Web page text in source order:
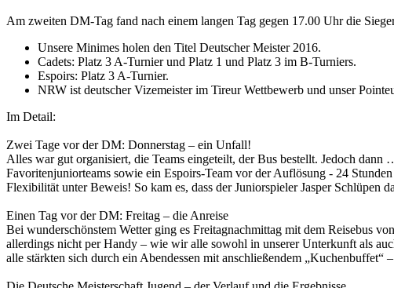
Am zweiten DM-Tag fand nach einem langen Tag gegen 17.00 Uhr die
Unsere Minimes holen den Titel Deutscher Meister 2016.
Cadets: Platz 3 A-Turnier und Platz 1 und Platz 3 im B-Turniers.
Espoirs: Platz 3 A-Turnier.
NRW ist deutscher Vizemeister im Tireur Wettbewerb und unser
Im Detail:
Zwei Tage vor der DM: Donnerstag – ein Unfall!
Alles war gut organisiert, die Teams eingeteilt, der Bus bestellt. Jedoch
Favoritenjuniorteams sowie ein Espoirs-Team vor der Auflösung - 24
Flexibilität unter Beweis! So kam es, dass der Juniorspieler Jasper Schlüpen
Einen Tag vor der DM: Freitag – die Anreise
Bei wunderschönstem Wetter ging es Freitagnachmittag mit dem Reisebus
allerdings nicht per Handy – wie wir alle sowohl in unserer Unterkunft als
alle stärkten sich durch ein Abendessen mit anschließendem